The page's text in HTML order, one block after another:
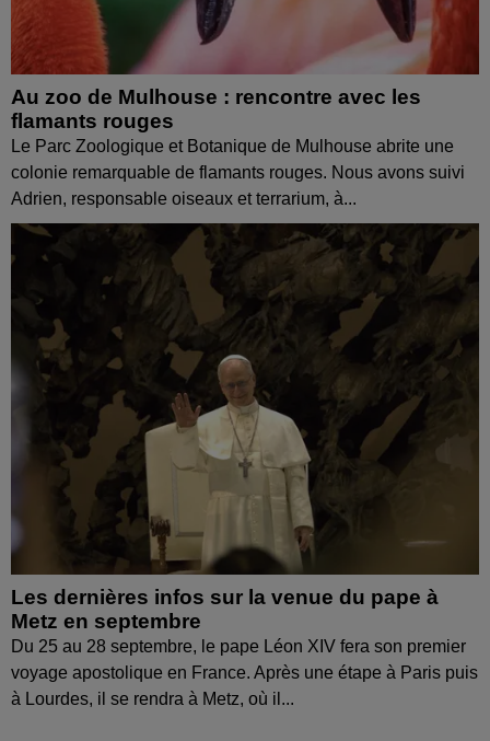
Au zoo de Mulhouse : rencontre avec les
flamants rouges
Le Parc Zoologique et Botanique de Mulhouse abrite une
colonie remarquable de flamants rouges. Nous avons suivi
Adrien, responsable oiseaux et terrarium, à...
Les dernières infos sur la venue du pape à
Metz en septembre
Du 25 au 28 septembre, le pape Léon XIV fera son premier
voyage apostolique en France. Après une étape à Paris puis
à Lourdes, il se rendra à Metz, où il...